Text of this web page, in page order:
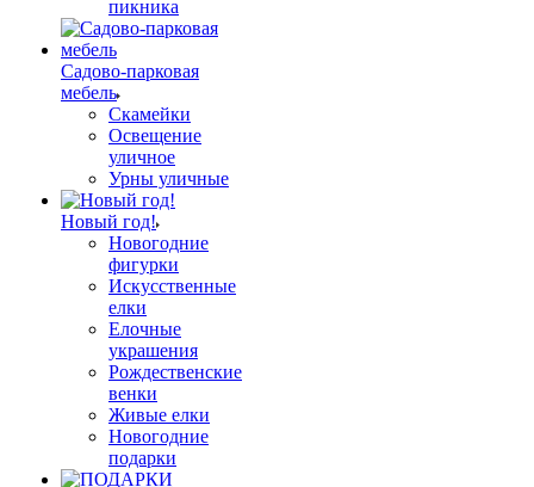
пикника
Садово-парковая
мебель
Скамейки
Освещение
уличное
Урны уличные
Новый год!
Новогодние
фигурки
Искусственные
елки
Елочные
украшения
Рождественские
венки
Живые елки
Новогодние
подарки